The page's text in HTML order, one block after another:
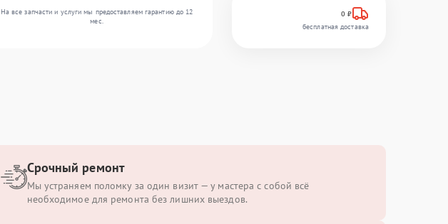
На все запчасти и услуги мы предоставляем гарантию до 12
мес.
0 ₽
бесплатная доставка
Срочный ремонт
Мы устраняем поломку за один визит — у мастера с собой всё
необходимое для ремонта без лишних выездов.